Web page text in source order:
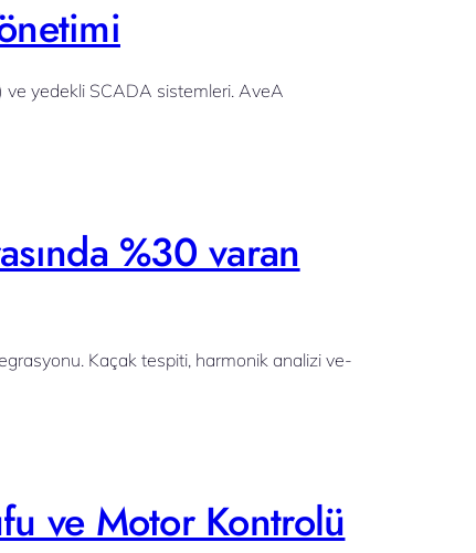
ve yedekli SCADA sistemleri. AveA
%30 varan
Kaçak tespiti, harmonik analizi ve-
ve Motor Kontrolü